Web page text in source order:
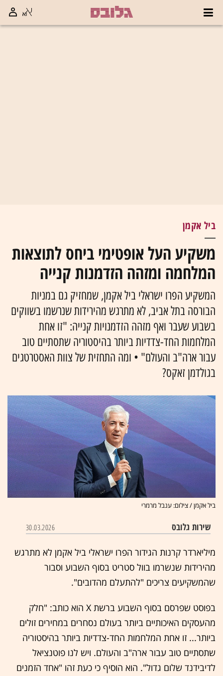
ביל אקמן
משקיע העל אופטימי ביחס לתוצאות
המלחמה ומזהה הזדמנות קנייה
המשקיע הפרו ישראלי ביל אקמן, שמחזיק גם במניות
הבורסה בתל אביב, לא מתרגש מהירידות שנרשמו בשווקים
בשבוע שעבר ואף מזהה הזדמנויות קנייה: "זו אחת
המלחמות החד-צדדיות ביותר בהיסטוריה שתסתיים טוב
עבור ארה"ב והעולם" • ומה התחזית של צוות האסטרטגים
בגולדמן זאקס?
ביל אקמן / צילום: ענבל מרמרי
שירות גלובס 30.03.2026
מיליארדר קרנות הגידור הפרו ישראלי ביל אקמן לא מתרגש
מהירידות שנשרמו בוול סטריט בסוף השבוע וסבור
שהמשקיעים צריכים "להתעלם מהדובים".
בפוסט שפרסם בסוף השבוע ברשת X הוא כותב: "חלק
מהעסקים האיכותיים ביותר בעולם נסחרים במחירים זולים
ביותר... זו אחת המלחמות החד-צדדיות ביותר בהיסטוריה
שתסתיים טוב עבור ארה"ב והעולם. ויש לנו פוטנציאל
לדיבידנד שלום גדול". הוא הוסיף כי כעת זהו "אחד הזמנים